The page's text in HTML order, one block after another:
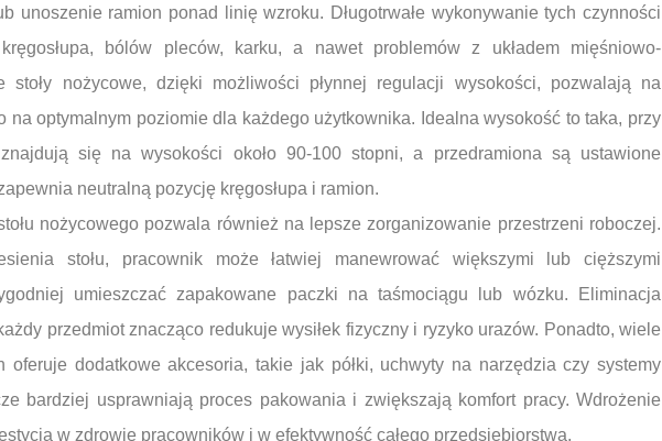
unoszenie ramion ponad linię wzroku. Długotrwałe wykonywanie tych czynności
bólów pleców, karku, a nawet problemów z układem mięśniowo-
stoły nożycowe, dzięki możliwości płynnej regulacji wysokości, pozwalają na
na optymalnym poziomie dla każdego użytkownika. Idealna wysokość to taka, przy
się na wysokości około 90-100 stopni, a przedramiona są ustawione
neutralną pozycję kręgosłupa i ramion.
nożycowego pozwala również na lepsze zorganizowanie przestrzeni roboczej.
stołu, pracownik może łatwiej manewrować większymi lub cięższymi
umieszczać zapakowane paczki na taśmociągu lub wózku. Eliminacja
przedmiot znacząco redukuje wysiłek fizyczny i ryzyko urazów. Ponadto, wiele
oferuje dodatkowe akcesoria, takie jak półki, uchwyty na narzędzia czy systemy
bardziej usprawniają proces pakowania i zwiększają komfort pracy. Wdrożenie
w zdrowie pracowników i w efektywność całego przedsiębiorstwa.